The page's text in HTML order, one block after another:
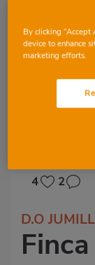
4 2
D.O
By clicking “Accept
device to enhance
marketing efforts.